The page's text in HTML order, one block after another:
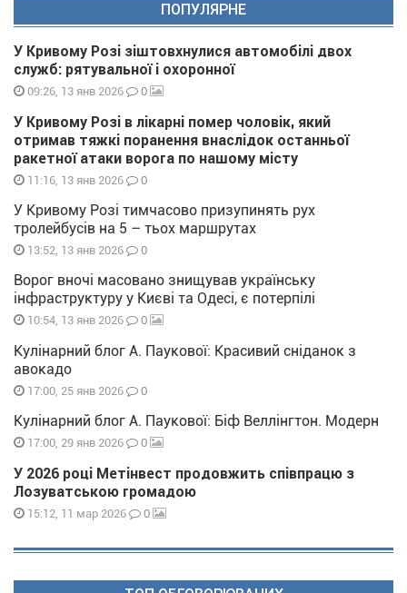
ПОПУЛЯРНЕ
У Кривому Розі зіштовхнулися автомобілі двох
служб: рятувальної і охоронної
09:26, 13 янв 2026 0
У Кривому Розі в лікарні помер чоловік, який
отримав тяжкі поранення внаслідок останньої
ракетної атаки ворога по нашому місту
11:16, 13 янв 2026 0
У Кривому Розі тимчасово призупинять рух
тролейбусів на 5 – тьох маршрутах
13:52, 13 янв 2026 0
Ворог вночі масовано знищував українську
інфраструктуру у Києві та Одесі, є потерпілі
10:54, 13 янв 2026 0
Кулінарний блог А. Паукової: Красивий сніданок з
авокадо
17:00, 25 янв 2026 0
Кулінарний блог А. Паукової: Біф Веллінгтон. Модерн
17:00, 29 янв 2026 0
У 2026 році Метінвест продовжить співпрацю з
Лозуватською громадою
15:12, 11 мар 2026 0